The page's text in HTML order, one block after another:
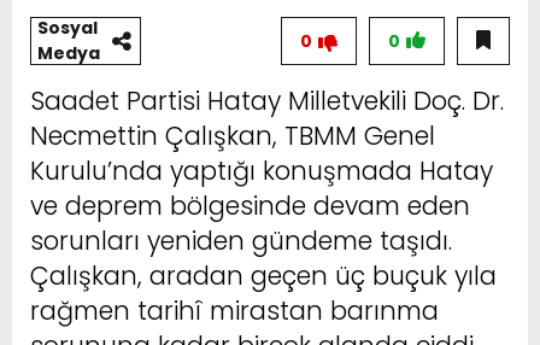
Sosyal
Medya
0
0
Saadet Partisi Hatay Milletvekili Doç. Dr.
Necmettin Çalışkan, TBMM Genel
Kurulu’nda yaptığı konuşmada Hatay
ve deprem bölgesinde devam eden
sorunları yeniden gündeme taşıdı.
Çalışkan, aradan geçen üç buçuk yıla
rağmen tarihî mirastan barınma